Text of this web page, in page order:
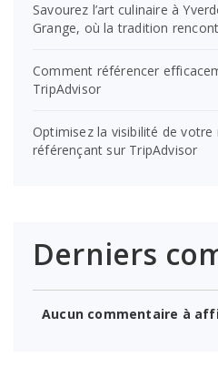
Savourez l’art culinaire à
Grange, où la tradition
Comment référencer
TripAdvisor
Optimisez la visibilité de votre
référençant sur TripAdvisor
Derniers
Aucun commentaire à